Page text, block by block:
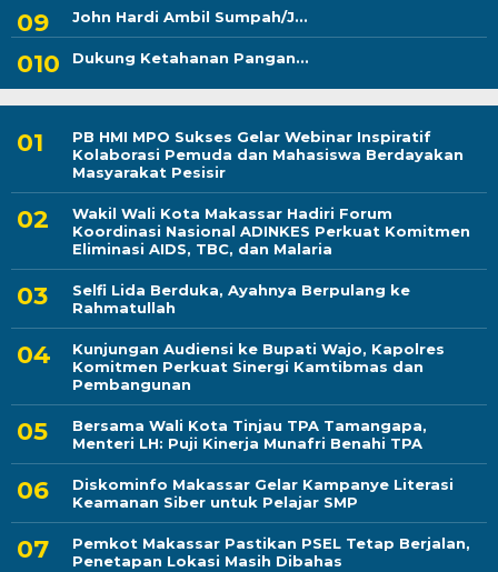
John Hardi Ambil Sumpah/J...
Dukung Ketahanan Pangan...
PB HMI MPO Sukses Gelar Webinar Inspiratif
Kolaborasi Pemuda dan Mahasiswa Berdayakan
Masyarakat Pesisir
Wakil Wali Kota Makassar Hadiri Forum
Koordinasi Nasional ADINKES Perkuat Komitmen
Eliminasi AIDS, TBC, dan Malaria
Selfi Lida Berduka, Ayahnya Berpulang ke
Rahmatullah
Kunjungan Audiensi ke Bupati Wajo, Kapolres
Komitmen Perkuat Sinergi Kamtibmas dan
Pembangunan
Bersama Wali Kota Tinjau TPA Tamangapa,
Menteri LH: Puji Kinerja Munafri Benahi TPA
Diskominfo Makassar Gelar Kampanye Literasi
Keamanan Siber untuk Pelajar SMP
Pemkot Makassar Pastikan PSEL Tetap Berjalan,
Penetapan Lokasi Masih Dibahas